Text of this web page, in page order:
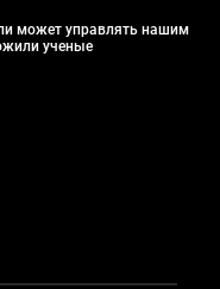
может управлять нашим
ученые